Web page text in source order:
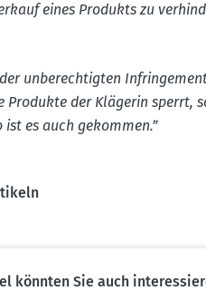
eines Produkts zu
unberech­tigten
Produkte der Klägerin
ist es auch gekommen.”
könnten Sie auch